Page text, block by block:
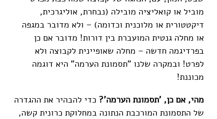
מוביל או קואליציה מובילה (נבחרת, אוליגרכית,
דיקטטורית או מלוכנית וכדומה) – ולא מדובר במגפה
או מחלה גנטית המועברת בין דורות! מדובר אם כן
בפרדיגמה חדשה – מחלה שאופיינית לקבוצה ולא
לפרט! ובמקרה שלנו "תסמונת הערמה" היא דוגמה
מכוננת!
מהי, אם כן, 'תסמונת הערמה'? כדי להבהיר את ההגדרה
של התסמונת המורכבת הנתונה במחלוקת כרונית קשה,